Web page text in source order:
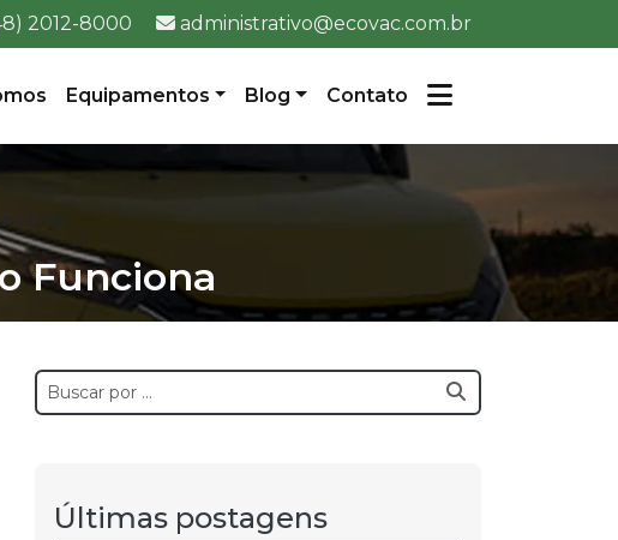
2012-8000 administrativo@ecovac.com.br
Equipamentos Blog Contato
Funciona
Últimas postagens